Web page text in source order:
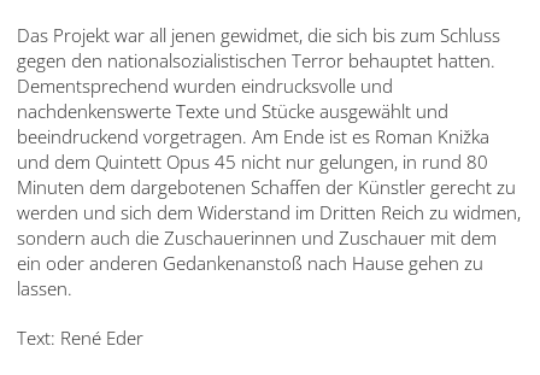
Das Projekt war all jenen gewidmet, die sich bis zum Schluss
gegen den nationalsozialistischen Terror behauptet hatten.
Dementsprechend wurden eindrucksvolle und
nachdenkenswerte Texte und Stücke ausgewählt und
beeindruckend vorgetragen. Am Ende ist es Roman Knižka
und dem Quintett Opus 45 nicht nur gelungen, in rund 80
Minuten dem dargebotenen Schaffen der Künstler gerecht zu
werden und sich dem Widerstand im Dritten Reich zu widmen,
sondern auch die Zuschauerinnen und Zuschauer mit dem
ein oder anderen Gedankenanstoß nach Hause gehen zu
lassen.
Text: René Eder